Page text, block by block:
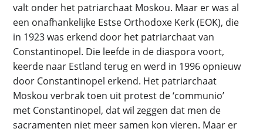
valt onder het patriarchaat Moskou. Maar er was al
een onafhankelijke Estse Orthodoxe Kerk (EOK), die
in 1923 was erkend door het patriarchaat van
Constantinopel. Die leefde in de diaspora voort,
keerde naar Estland terug en werd in 1996 opnieuw
door Constantinopel erkend. Het patriarchaat
Moskou verbrak toen uit protest de ‘communio’
met Constantinopel, dat wil zeggen dat men de
sacramenten niet meer samen kon vieren. Maar er